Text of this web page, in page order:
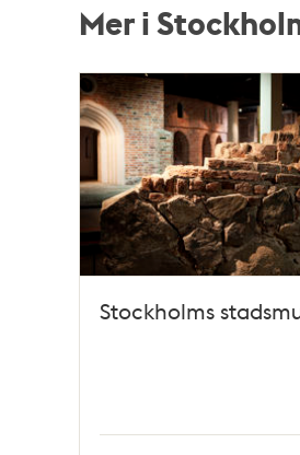
Mer i
Relaterade
poster
och
teman
Stockholms